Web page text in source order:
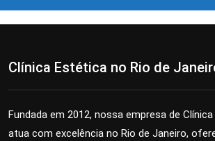
Clínica Estética no Rio de
Fundada em 2012, nossa empresa de
atua com excelência no Rio de Janeiro,